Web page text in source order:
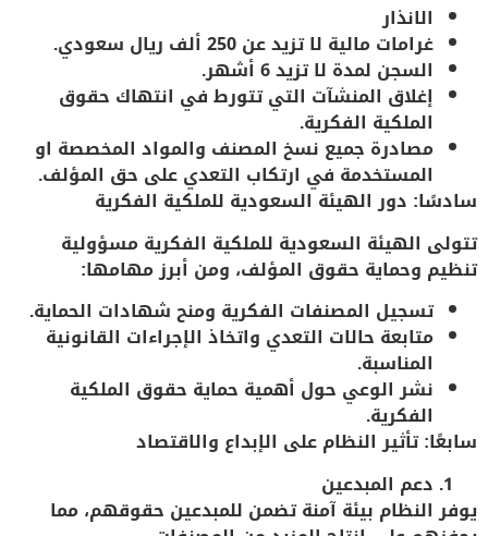
الانذار
غرامات مالية لا تزيد عن 250 ألف ريال سعودي.
السجن لمدة لا تزيد 6 أشهر.
إغلاق المنشآت التي تتورط في انتهاك حقوق
الملكية الفكرية.
مصادرة جميع نسخ المصنف والمواد المخصصة او
المستخدمة في ارتكاب التعدي على حق المؤلف.
سادسًا: دور الهيئة السعودية للملكية الفكرية
تتولى الهيئة السعودية للملكية الفكرية مسؤولية
تنظيم وحماية حقوق المؤلف، ومن أبرز مهامها:
تسجيل المصنفات الفكرية ومنح شهادات الحماية.
متابعة حالات التعدي واتخاذ الإجراءات القانونية
المناسبة.
نشر الوعي حول أهمية حماية حقوق الملكية
الفكرية.
سابعًا: تأثير النظام على الإبداع والاقتصاد
دعم المبدعين
يوفر النظام بيئة آمنة تضمن للمبدعين حقوقهم، مما